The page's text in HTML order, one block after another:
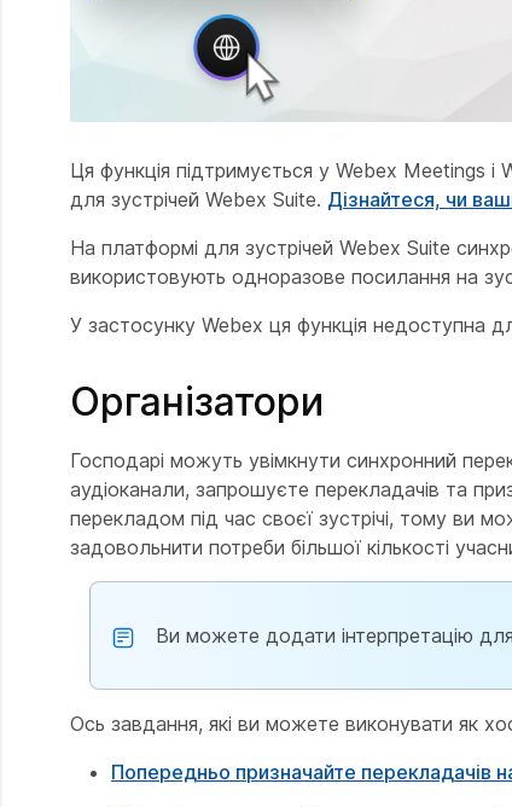
Ця функція підтримується у Webex Meetings
для зустрічей Webex Suite. Дізнайтеся, чи
На платформі для зустрічей Webex Suite
використовують одноразове посилання на
У застосунку Webex ця функція недоступна
Організатори
Господарі можуть увімкнути синхронний
аудіоканали, запрошуєте перекладачів та
перекладом під час своєї зустрічі, тому ви
задовольнити потреби більшої кількості
Ви можете додати інтерпретацію для
Ось завдання, які ви можете виконувати як
Попередньо призначайте перекладачів